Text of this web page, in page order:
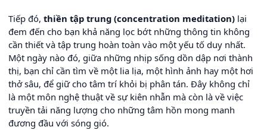
Tiếp đó, thiền tập trung (concentration meditation) lại
đem đến cho bạn khả năng lọc bớt những thông tin không
cần thiết và tập trung hoàn toàn vào một yếu tố duy nhất.
Một ngày nào đó, giữa những nhịp sống dồn dập nơi thành
thị, bạn chỉ cần tìm về một lia lịa, một hình ảnh hay một hơi
thở sâu, để giữ cho tâm trí khỏi bị phân tán. Đây không chỉ
là một môn nghệ thuật về sự kiên nhẫn mà còn là về việc
truyền tải năng lượng cho những tâm hồn mong manh
đương đầu với sóng gió.